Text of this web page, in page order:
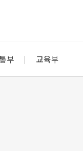
부 교육부